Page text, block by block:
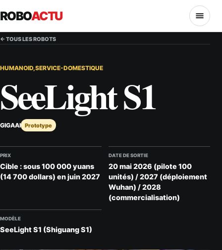
ROBOACTU MENU
← TOUS LES ROBOTS
HUMANOID,SERVICE-DOMESTIQUE
SeeLight S1
GIGAAI Prototype
PRIX
Cible : sous 100 000 yuans
(14 700 dollars) en juin 2027
DATE DE SORTIE
20 mai 2026 (pilote 100
unités) / 2027 (déploiement
Wuhan) / 2028
(commercialisation)
MODÈLE
SeeLight S1 (Shiguang S1)